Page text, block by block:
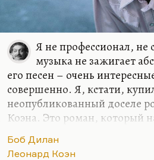
Я не профессионал, не
музыка не зажигает
его песен – очень
совершенно. Я, кстати,
неопубликованный доселе
Коэна. Это роман, который
прокаженных»). Роман,
Боб Дилан
Леонард Коэн